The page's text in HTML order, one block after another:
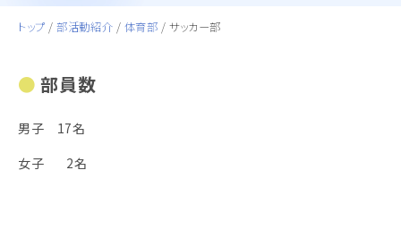
トップ /部活動紹介 / 体育部 /サッカー部
部員数
男子 17名
女子 2名